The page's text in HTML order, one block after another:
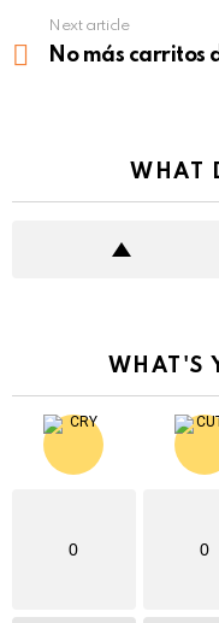
Next article
No más carritos
WHAT
WHAT'S
0 0